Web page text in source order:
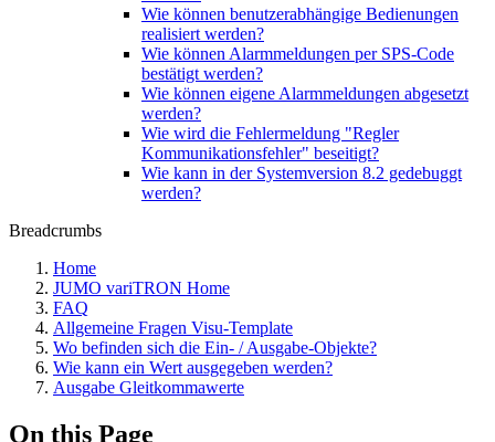
Wie können benutzerabhängige Bedienungen
realisiert werden?
Wie können Alarmmeldungen per SPS-Code
bestätigt werden?
Wie können eigene Alarmmeldungen abgesetzt
werden?
Wie wird die Fehlermeldung "Regler
Kommunikationsfehler" beseitigt?
Wie kann in der Systemversion 8.2 gedebuggt
werden?
Breadcrumbs
Home
JUMO variTRON Home
FAQ
Allgemeine Fragen Visu-Template
Wo befinden sich die Ein- / Ausgabe-Objekte?
Wie kann ein Wert ausgegeben werden?
Ausgabe Gleitkommawerte
On this Page